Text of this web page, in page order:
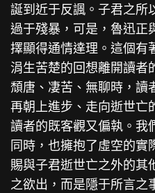
誕到近于反諷。子君之所
過于殘暴，可是，魯迅正
擇顯得通情達理。這個有
涓生苦楚的回想離開讀者
頹唐、凄苦、無聊時，讀
再朝上進步、走向逝世亡
讀者的既客觀又偏執。我
同時，也擁抱了虛空的
賜與子君逝世亡之外的其
之欲出，而是隱于所言之